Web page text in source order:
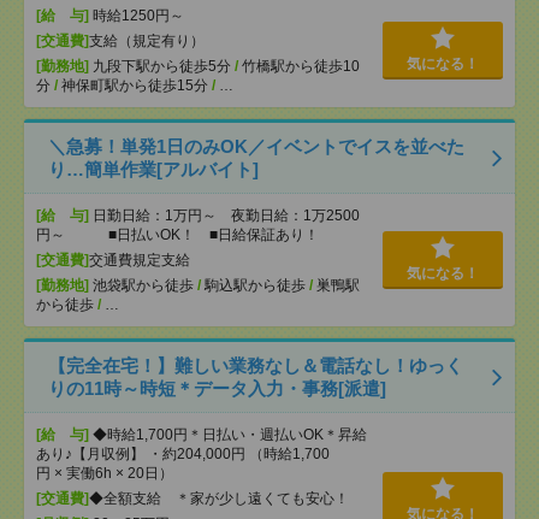
[給 与] 時給1250円～
[交通費]支給（規定有り）
[勤務地] 九段下駅から徒歩5分 / 竹橋駅から徒歩10
分 / 神保町駅から徒歩15分 / …
気になる！
＼急募！単発1日のみOK／イベントでイスを並べた
り…簡単作業[アルバイト]
[給 与] 日勤日給：1万円～ 夜勤日給：1万2500
円～ ■日払いOK！ ■日給保証あり！
[交通費]交通費規定支給
[勤務地] 池袋駅から徒歩 / 駒込駅から徒歩 / 巣鴨駅
から徒歩 / …
気になる！
【完全在宅！】難しい業務なし＆電話なし！ゆっく
りの11時～時短＊データ入力・事務[派遣]
[給 与] ◆時給1,700円＊日払い・週払いOK＊昇給
あり♪【月収例】 ・約204,000円 （時給1,700
円 × 実働6h × 20日）
[交通費]◆全額支給 ＊家が少し遠くても安心！
気になる！